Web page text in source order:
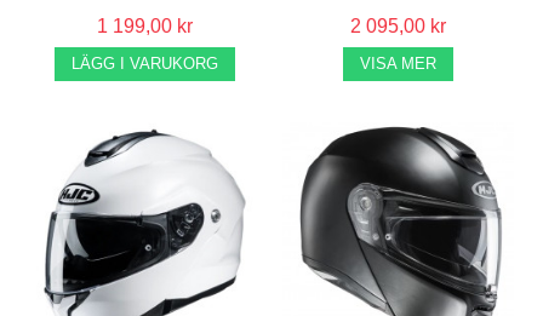
1 199,00 kr
LÄGG I VARUKORG
2 095,00 kr
VISA MER